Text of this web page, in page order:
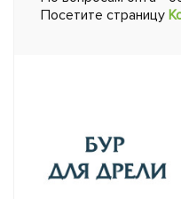
Посетите страницу